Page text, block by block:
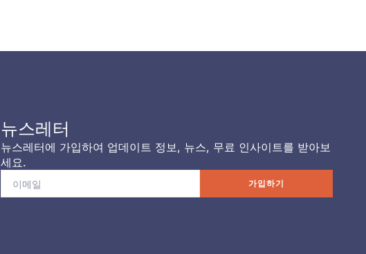
뉴스레터
뉴스레터에 가입하여 업데이트 정보, 뉴스, 무료 인사이트를 받아보
세요.
가입하기